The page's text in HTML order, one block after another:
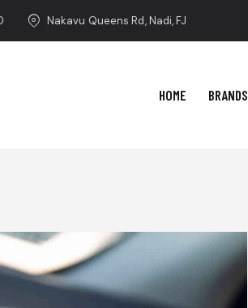
Nakavu Queens Rd, Nadi, FJ
HOME BRANDS